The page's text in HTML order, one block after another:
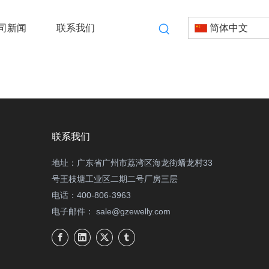
新闻 联系我们 简体中文
联系我们
地址：广东省广州市荔湾区海龙街蟠龙村33
号王枝塘工业区二期二号厂房三层
电话：400-806-3963
电子邮件： sale@gzewelly.com